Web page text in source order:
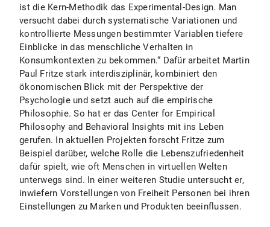
ist die Kern-Methodik das Experimental-Design. Man
versucht dabei durch systematische Variationen und
kontrollierte Messungen bestimmter Variablen tiefere
Einblicke in das menschliche Verhalten in
Konsumkontexten zu bekommen.“ Dafür arbeitet Martin
Paul Fritze stark interdisziplinär, kombiniert den
ökonomischen Blick mit der Perspektive der
Psychologie und setzt auch auf die empirische
Philosophie. So hat er das Center for Empirical
Philosophy and Behavioral Insights mit ins Leben
gerufen. In aktuellen Projekten forscht Fritze zum
Beispiel darüber, welche Rolle die Lebenszufriedenheit
dafür spielt, wie oft Menschen in virtuellen Welten
unterwegs sind. In einer weiteren Studie untersucht er,
inwiefern Vorstellungen von Freiheit Personen bei ihren
Einstellungen zu Marken und Produkten beeinflussen.